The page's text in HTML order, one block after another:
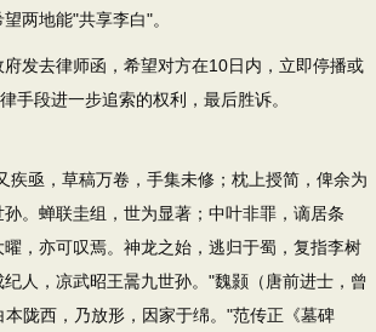
两地能"共享李白"。
去律师函，希望对方在10日内，立即停播或
手段进一步追索的权利，最后胜诉。
亟，草稿万卷，手集未修；枕上授简，俾余为
。蝉联圭组，世为显著；中叶非罪，谪居条
，亦可叹焉。神龙之始，逃归于蜀，复指李树
人，凉武昭王暠九世孙。"魏颢（唐前进士，曾
陇西，乃放形，因家于绵。"范传正《墓碑